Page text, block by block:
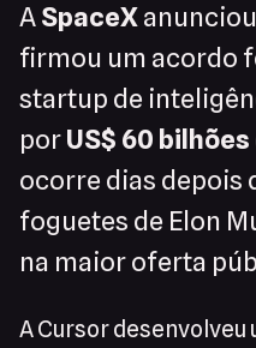
ASpaceX
firmou um acordo
startup de
porUS$ 60 bilhões
ocorre dias depois
foguetes de Elon
na maior oferta
A Cursor